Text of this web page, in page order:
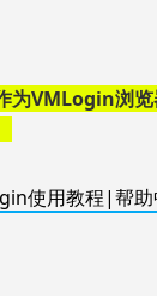
为VMLogin浏
使用教程|帮助